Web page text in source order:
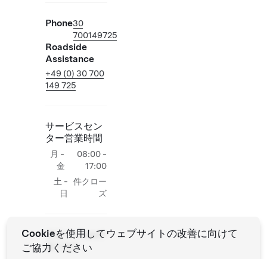
Phone30
700149725
Roadside
Assistance
+49 (0) 30 700
149 725
サービスセン
ター営業時間
月 -
金
08:00 -
17:00
土 -
日
件クロー
ズ
現場でのTesla作
業の追加
Cookieを使用してウェブサイトの改善に向けて
ご協力ください